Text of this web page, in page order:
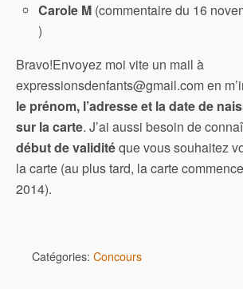
Carole M (commentaire du 16
)
Bravo!Envoyez moi vite un mail à
expressionsdenfants@gmail.com en
le prénom, l’adresse et la date de
sur la carte. J’ai aussi besoin de
début de validitéque vous souhaitez
la carte (au plus tard, la carte
2014).
Catégories: Concours